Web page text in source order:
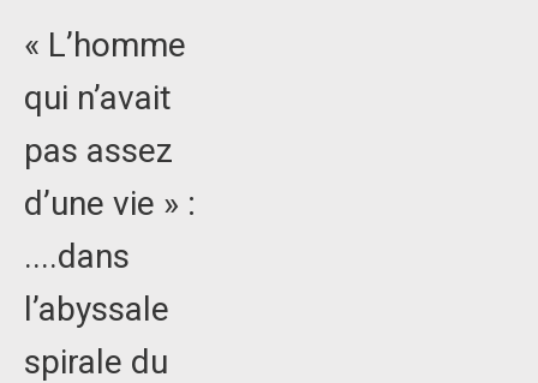
« L’homme
qui n’avait
pas assez
d’une vie » :
....dans
l’abyssale
spirale du